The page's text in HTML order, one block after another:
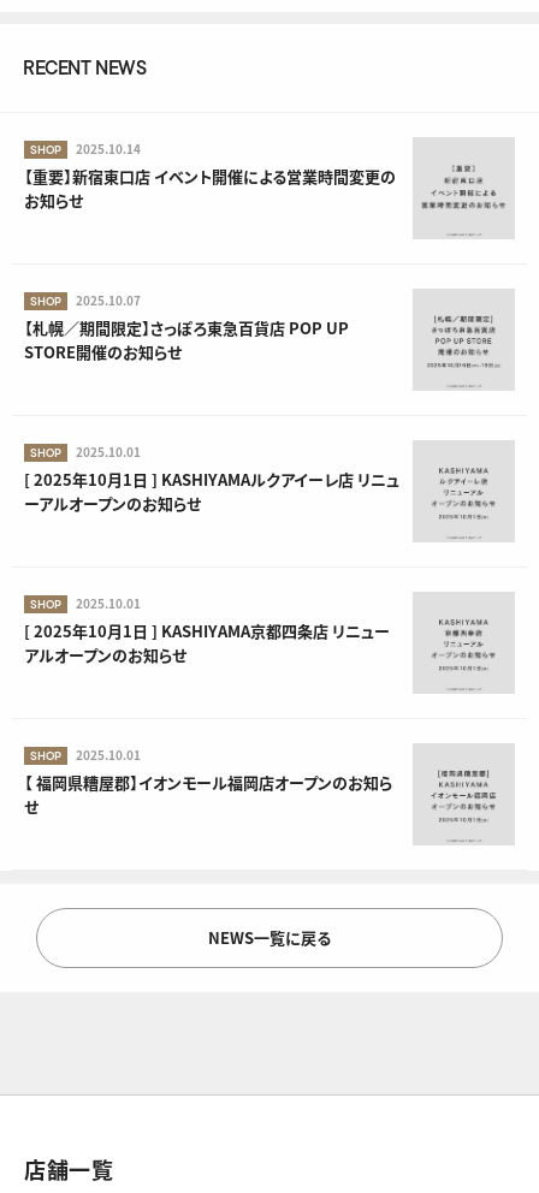
RECENT NEWS
SHOP 2025.10.14
【重要】新宿東口店 イベント開催による営業時間変更の
お知らせ
SHOP 2025.10.07
【札幌／期間限定】さっぽろ東急百貨店 POP UP
STORE開催のお知らせ
SHOP 2025.10.01
[ 2025年10月1日 ] KASHIYAMAルクアイーレ店 リニュ
ーアルオープンのお知らせ
SHOP 2025.10.01
[ 2025年10月1日 ] KASHIYAMA京都四条店 リニュー
アルオープンのお知らせ
SHOP 2025.10.01
【 福岡県糟屋郡】イオンモール福岡店オープンのお知ら
せ
NEWS一覧に戻る
店舗一覧